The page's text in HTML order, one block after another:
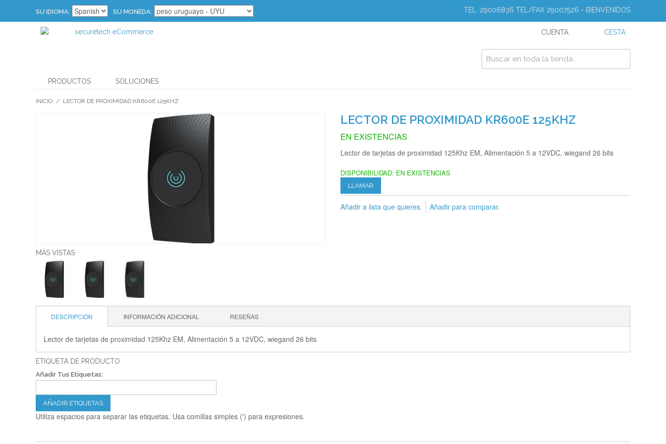
SU IDIOMA: SU MONEDA: TEL. 29006836 TEL/FAX 29007526 - BIENVENIDOS
CUENTA CESTA
PRODUCTOS SOLUCIONES
INICIO / LECTOR DE PROXIMIDAD KR600E 125KHZ
MÁS VISTAS
LECTOR DE PROXIMIDAD KR600E 125KHZ
EN EXISTENCIAS
Lector de tarjetas de proximidad 125Khz EM, Alimentación 5 a 12VDC, wiegand 26 bits
DISPONIBILIDAD: EN EXISTENCIAS
LLAMAR
Añadir a lista que quieres. Añadir para comparar.
DESCRIPCIÓN INFORMACIÓN ADICIONAL RESEÑAS
Lector de tarjetas de proximidad 125Khz EM, Alimentación 5 a 12VDC, wiegand 26 bits
ETIQUETA DE PRODUCTO
Añadir Tus Etiquetas:
AÑADIR ETIQUETAS
Utiliza espacios para separar las etiquetas. Usa comillas simples (') para expresiones.